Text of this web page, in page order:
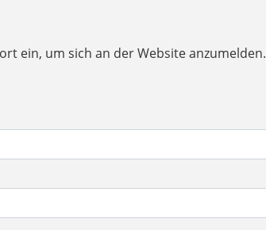
ein, um sich an der Website anzumelden.